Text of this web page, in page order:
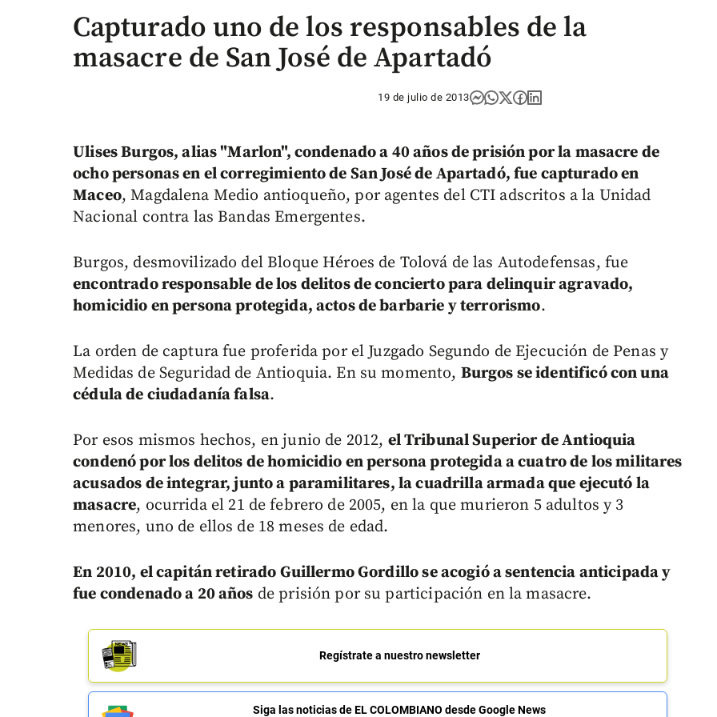
Capturado uno de los responsables de la
masacre de San José de Apartadó
19 de julio de 2013
Ulises Burgos, alias "Marlon", condenado a 40 años de prisión por la masacre de
ocho personas en el corregimiento de San José de Apartadó, fue capturado en
Maceo, Magdalena Medio antioqueño, por agentes del CTI adscritos a la Unidad
Nacional contra las Bandas Emergentes.
Burgos, desmovilizado del Bloque Héroes de Tolová de las Autodefensas, fue
encontrado responsable de los delitos de concierto para delinquir agravado,
homicidio en persona protegida, actos de barbarie y terrorismo.
La orden de captura fue proferida por el Juzgado Segundo de Ejecución de Penas y
Medidas de Seguridad de Antioquia. En su momento, Burgos se identificó con una
cédula de ciudadanía falsa.
Por esos mismos hechos, en junio de 2012, el Tribunal Superior de Antioquia
condenó por los delitos de homicidio en persona protegida a cuatro de los militares
acusados de integrar, junto a paramilitares, la cuadrilla armada que ejecutó la
masacre, ocurrida el 21 de febrero de 2005, en la que murieron 5 adultos y 3
menores, uno de ellos de 18 meses de edad.
En 2010, el capitán retirado Guillermo Gordillo se acogió a sentencia anticipada y
fue condenado a 20 años de prisión por su participación en la masacre.
Regístrate a nuestro newsletter
Siga las noticias de EL COLOMBIANO desde Google News